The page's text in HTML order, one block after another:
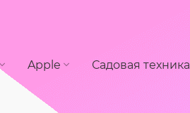
Apple Садовая техника